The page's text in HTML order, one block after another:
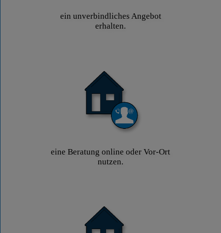
ein unverbindliches Angebot
erhalten.
eine Beratung online oder Vor-Ort
nutzen.